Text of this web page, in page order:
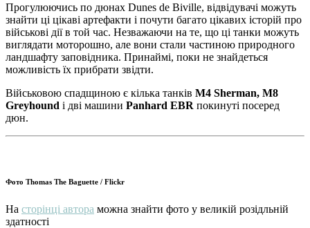
Прогулюючись по дюнах Dunes de Biville, відвідувачі можуть
знайти ці цікаві артефакти і почути багато цікавих історій про
військові дії в той час. Незважаючи на те, що ці танки можуть
виглядати моторошно, але вони стали частиною природного
ландшафту заповідника. Принаймі, поки не знайдеться
можливість їх прибрати звідти.
Військовою спадщиною є кілька танків M4 Sherman, M8
Greyhound і дві машини Panhard EBR покинуті посеред
дюн.
Фото Thomas The Baguette / Flickr
На сторінці автора можна знайти фото у великій розідльній
здатності